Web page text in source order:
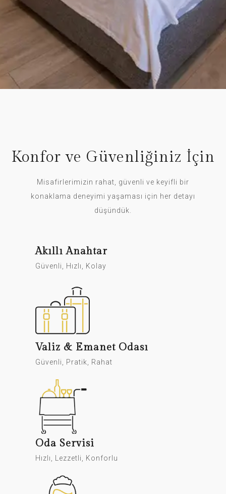
Konfor ve Güvenliğiniz İçin
Misafirlerimizin rahat, güvenli ve keyifli bir
konaklama deneyimi yaşaması için her detayı
düşündük.
Akıllı Anahtar
Güvenli, Hızlı, Kolay
Valiz & Emanet Odası
Güvenli, Pratik, Rahat
Oda Servisi
Hızlı, Lezzetli, Konforlu